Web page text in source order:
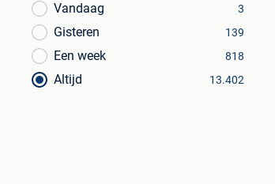
Vandaag
3
Gisteren 139
Een week 818
Altijd 13.402